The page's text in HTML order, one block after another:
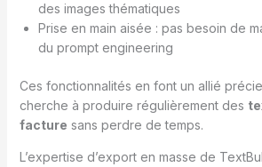
des images thématiques
Prise en main aisée : pas besoin de
du prompt engineering
Ces fonctionnalités en font un allié
cherche à produire régulièrement des
facture sans perdre de temps.
L’expertise d’export en masse de